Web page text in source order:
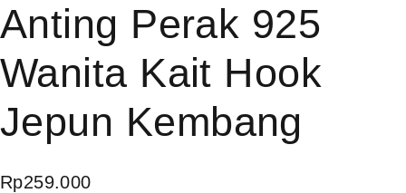
Anting Perak 925
Wanita Kait Hook
Jepun Kembang
Rp259.000